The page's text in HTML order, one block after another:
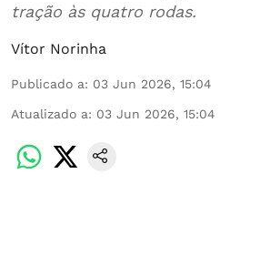
tração às quatro rodas.
Vítor Norinha
Publicado a: 03 Jun 2026, 15:04
Atualizado a: 03 Jun 2026, 15:04